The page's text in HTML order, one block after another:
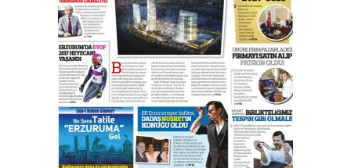
Ahmed Yesevi’den bir Alperen…
”Reisimiz” idi… Hakka yürüdü.!
26 Mart 2026 Perşembe
Cem Bakırcı
Ardında bıraktığı hatıralarıyla
gönül adamı Faruk Terzioğlu!
13 Mayıs 2026 Çarşamba
Esat BİNDESEN